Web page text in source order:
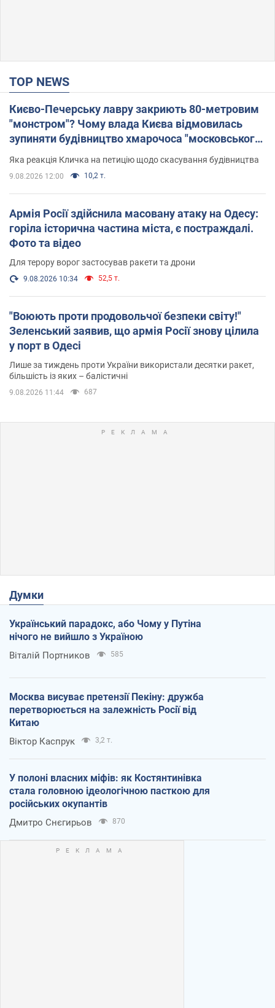
TOP NEWS
Києво-Печерську лавру закриють 80-метровим
"монстром"? Чому влада Києва відмовилась
зупиняти будівництво хмарочоса "московського
вірянина"
Яка реакція Кличка на петицію щодо скасування будівництва
9.08.2026 12:00 10,2 т.
Армія Росії здійснила масовану атаку на Одесу:
горіла історична частина міста, є постраждалі.
Фото та відео
Для терору ворог застосував ракети та дрони
9.08.2026 10:34 52,5 т.
"Воюють проти продовольчої безпеки світу!"
Зеленський заявив, що армія Росії знову цілила
у порт в Одесі
Лише за тиждень проти України використали десятки ракет,
більшість із яких – балістичні
9.08.2026 11:44 687
Думки
Український парадокс, або Чому у Путіна
нічого не вийшло з Україною
Віталій Портников 585
Москва висуває претензії Пекіну: дружба
перетворюється на залежність Росії від
Китаю
Віктор Каспрук 3,2 т.
У полоні власних міфів: як Костянтинівка
стала головною ідеологічною пасткою для
російських окупантів
Дмитро Снєгирьов 870